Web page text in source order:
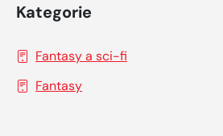
Kategorie
Fantasy a sci-fi
Fantasy